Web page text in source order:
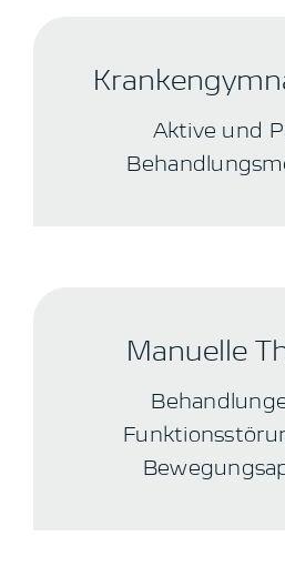
Aktive und
Manuelle